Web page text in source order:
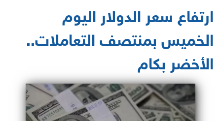
ارتفاع سعر الدولار اليوم
الخميس بمنتصف التعاملات..
الأخضر بكام